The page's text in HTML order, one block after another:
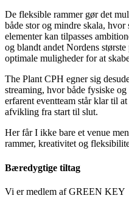
De fleksible rammer gør det
både stor og mindre skala,
elementer kan tilpasses
og blandt andet Nordens
optimale muligheder for at
The Plant CPH egner sig
streaming, hvor både fysiske
erfarent eventteam står klar til
afvikling fra start til slut.
Her får I ikke bare et venue
rammer, kreativitet og
Bæredygtige tiltag
Vi er medlem af GREEN KEY